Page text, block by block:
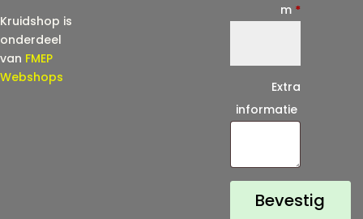
Kruidshop is
onderdeel
van FMEP
Webshops
l
)
m *
Extra
informatie
Bevestig